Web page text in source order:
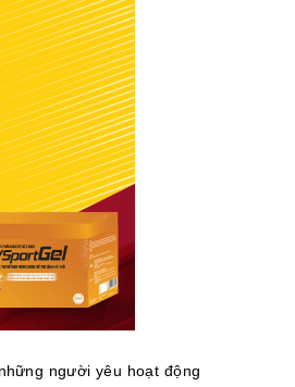
người yêu hoạt động